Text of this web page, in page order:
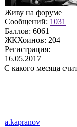
Живу на форуме
Сообщений: 1031
Баллов: 6061
ЖКХоинов: 204
Регистрация:
16.05.2017
С какого месяца
a.kapranov